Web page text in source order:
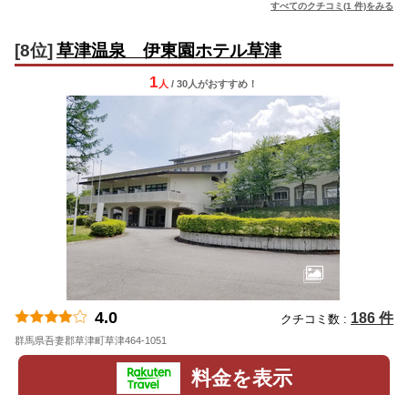
すべてのクチコミ(1 件)をみる
[8位] 草津温泉 伊東園ホテル草津
1 人 / 30人がおすすめ！
4.0 クチコミ数 : 186 件
群馬県吾妻郡草津町草津464-1051
料金を表示